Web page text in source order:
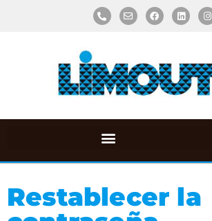
Restablecer la